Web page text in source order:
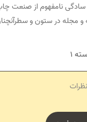
نامفهوم از صنعت
و مجله در ستون و
1